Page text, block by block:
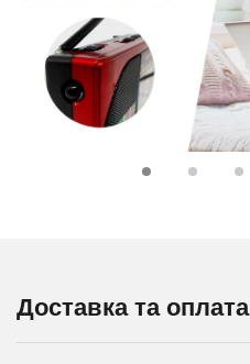
Доставка та оплата